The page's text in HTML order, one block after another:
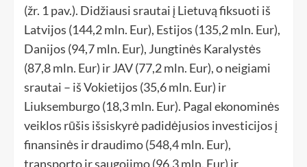
(žr. 1 pav.). Didžiausi srautai į Lietuvą fiksuoti iš
Latvijos (144,2 mln. Eur), Estijos (135,2 mln. Eur),
Danijos (94,7 mln. Eur), Jungtinės Karalystės
(87,8 mln. Eur) ir JAV (77,2 mln. Eur), o neigiami
srautai – iš Vokietijos (35,6 mln. Eur) ir
Liuksemburgo (18,3 mln. Eur). Pagal ekonominės
veiklos rūšis išsiskyrė padidėjusios investicijos į
finansinės ir draudimo (548,4 mln. Eur),
transporto ir saugojimo (96,3 mln. Eur) ir